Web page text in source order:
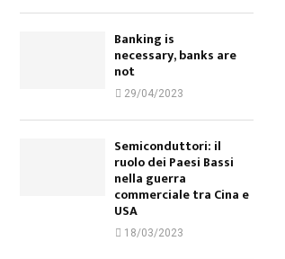
Banking is
necessary, banks are
not
29/04/2023
Semiconduttori: il
ruolo dei Paesi Bassi
nella guerra
commerciale tra Cina e
USA
18/03/2023